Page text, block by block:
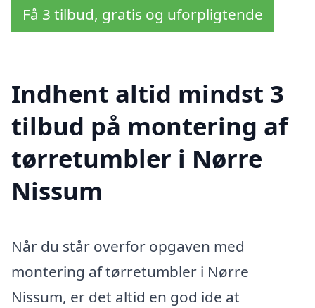
Få 3 tilbud, gratis og uforpligtende
Indhent altid mindst 3
tilbud på montering af
tørretumbler i Nørre
Nissum
Når du står overfor opgaven med
montering af tørretumbler i Nørre
Nissum, er det altid en god ide at